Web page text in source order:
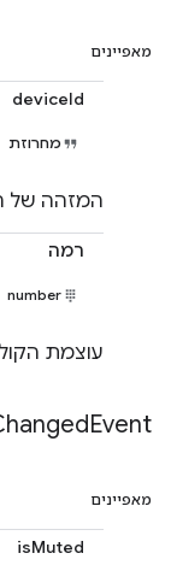
מאפיינים
deviceId
מחרוזת
המזהה של
רמה
number
עוצמת
Event
מאפיינים
isMuted